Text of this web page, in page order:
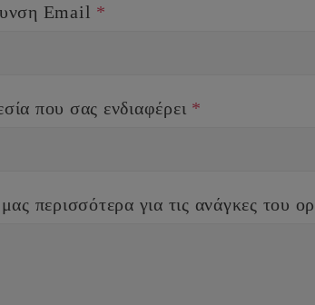
Email *
που σας ενδιαφέρει *
μας περισσότερα για τις ανάγκες